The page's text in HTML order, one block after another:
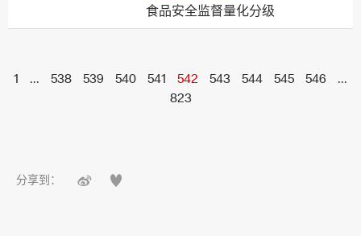
食品安全监督量化分级
1 ... 538 539 540 541 542 543 544 545 546
...
823
分享到：  